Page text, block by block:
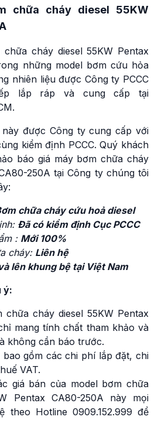
chữa cháy diesel 55KW
cháy diesel 55KW Pentax
những model bơm cứu hỏa
nhiên liệu được Công ty PCCC
lắp ráp và cung cấp tại
được Công ty cung cấp với
kiểm định PCCC. Quý khách
báo giá máy bơm chữa cháy
250A tại Công ty chúng tôi
chữa cháy cứu hoả diesel
Đã có kiểm định Cục PCCC
: Mới 100%
cháy: Liên hệ
lên khung bệ tại Việt Nam
ý:
chữa cháy diesel 55KW Pentax
mang tính chất tham khảo và
không cần báo trước.
bao gồm các chi phí lắp đặt, chi
VAT.
giá bán của model bơm chữa
Pentax CA80-250A này mọi
theo Hotline 0909.152.999 để